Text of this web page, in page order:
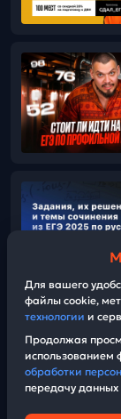
Для вашего
файлы cookie,
технологии и
Продолжая
использованием
обработки
передачу